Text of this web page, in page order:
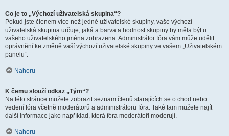
Co je to „Výchozí uživatelská skupina“?
Pokud jste členem více než jedné uživatelské skupiny, vaše výchozí
uživatelská skupina určuje, jaká a barva a hodnost skupiny by měla být u
vašeho uživatelského jména zobrazena. Administrátor fóra vám může udělit
oprávnění ke změně vaší výchozí uživatelské skupiny ve vašem „Uživatelském
panelu“.
Nahoru
K čemu slouží odkaz „Tým“?
Na této stránce můžete zobrazit seznam členů starajících se o chod nebo
vedení fóra včetně moderátorů a administrátorů fóra. Také tam můžete najít
další informace jako například, která fóra moderátoři moderují.
Nahoru